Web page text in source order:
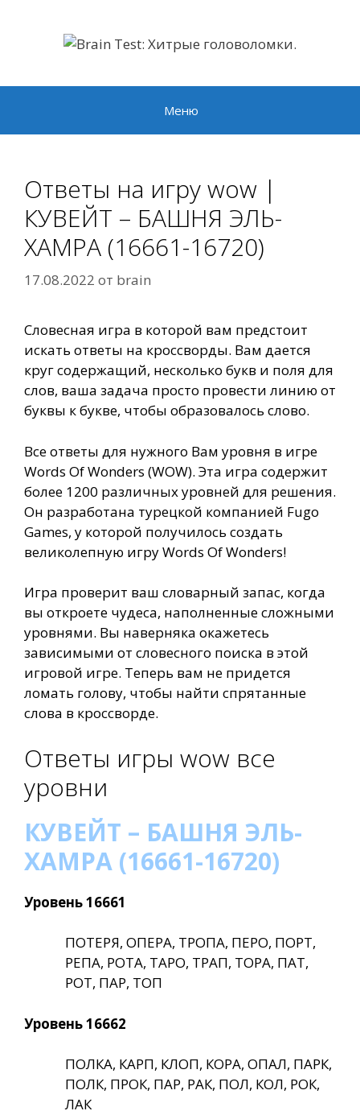
содержимому
Меню
Ответы на игру wow |
КУВЕЙТ – БАШНЯ ЭЛЬ-
ХАМРА (16661-16720)
17.08.2022 от brain
Словесная игра в которой вам предстоит
искать ответы на кроссворды. Вам дается
круг содержащий, несколько букв и поля для
слов, ваша задача просто провести линию от
буквы к букве, чтобы образовалось слово.
Все ответы для нужного Вам уровня в игре
Words Of Wonders (WOW). Эта игра содержит
более 1200 различных уровней для решения.
Он разработана турецкой компанией Fugo
Games, у которой получилось создать
великолепную игру Words Of Wonders!
Игра проверит ваш словарный запас, когда
вы откроете чудеса, наполненные сложными
уровнями. Вы наверняка окажетесь
зависимыми от словесного поиска в этой
игровой игре. Теперь вам не придется
ломать голову, чтобы найти спрятанные
слова в кроссворде.
Ответы игры wow все
уровни
КУВЕЙТ – БАШНЯ ЭЛЬ-
ХАМРА (16661-16720)
Уровень 16661
ПОТЕРЯ, ОПЕРА, ТРОПА, ПЕРО, ПОРТ,
РЕПА, РОТА, ТАРО, ТРАП, ТОРА, ПАТ,
РОТ, ПАР, ТОП
Уровень 16662
ПОЛКА, КАРП, КЛОП, КОРА, ОПАЛ, ПАРК,
ПОЛК, ПРОК, ПАР, РАК, ПОЛ, КОЛ, РОК,
ЛАК